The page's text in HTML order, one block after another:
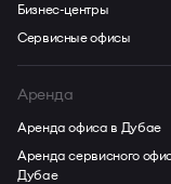
Бизнес-центры
Сервисные офисы
Аренда
Аренда офиса в Дубае
Аренда сервисного
Дубае